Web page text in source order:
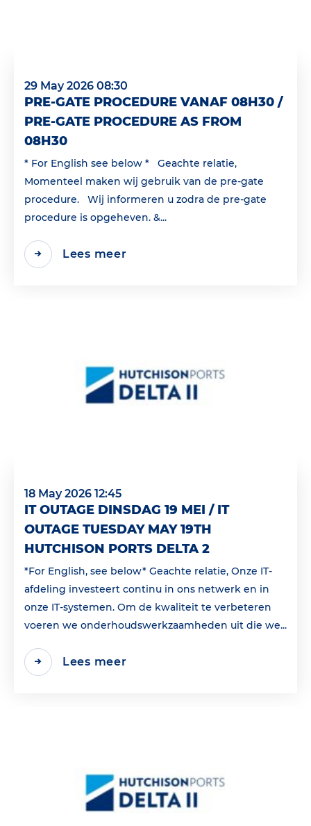
29 May 2026 08:30
PRE-GATE PROCEDURE VANAF 08H30 /
PRE-GATE PROCEDURE AS FROM
08H30
* For English see below * Geachte relatie,
Momenteel maken wij gebruik van de pre-gate
procedure. Wij informeren u zodra de pre-gate
procedure is opgeheven. &...
Lees meer
18 May 2026 12:45
IT OUTAGE DINSDAG 19 MEI / IT
OUTAGE TUESDAY MAY 19TH
HUTCHISON PORTS DELTA 2
*For English, see below* Geachte relatie, Onze IT-
afdeling investeert continu in ons netwerk en in
onze IT-systemen. Om de kwaliteit te verbeteren
voeren we onderhoudswerkzaamheden uit die we...
Lees meer